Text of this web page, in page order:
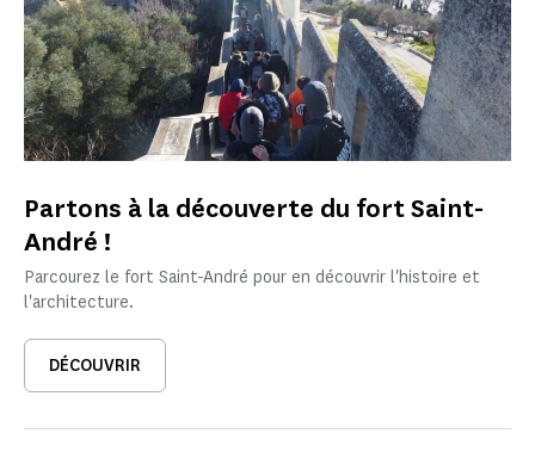
Partons à la découverte du fort Saint-
André !
Parcourez le fort Saint-André pour en découvrir l'histoire et
l'architecture.
DÉCOUVRIR